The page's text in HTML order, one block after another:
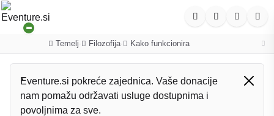
Temelj· Filozofija· Kako funkcionira
Eventure.si pokreće zajednica. Vaše donacije
nam pomažu održavati usluge dostupnima i
povoljnima za sve.